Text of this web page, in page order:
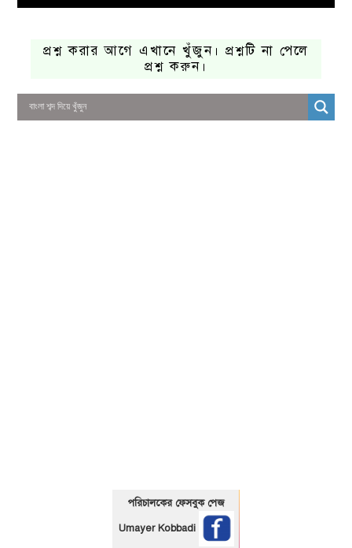
প্রশ্ন করার আগে এখানে খুঁজুন। প্রশ্নটি না পেলে
প্রশ্ন করুন।
পরিচালকের ফেসবুক পেজ
Umayer Kobbadi